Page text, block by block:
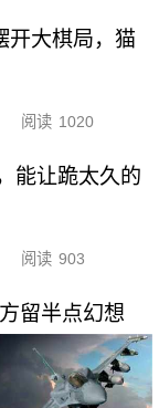
开大棋局，猫
阅读 1020
能让跪太久的
阅读 903
留半点幻想